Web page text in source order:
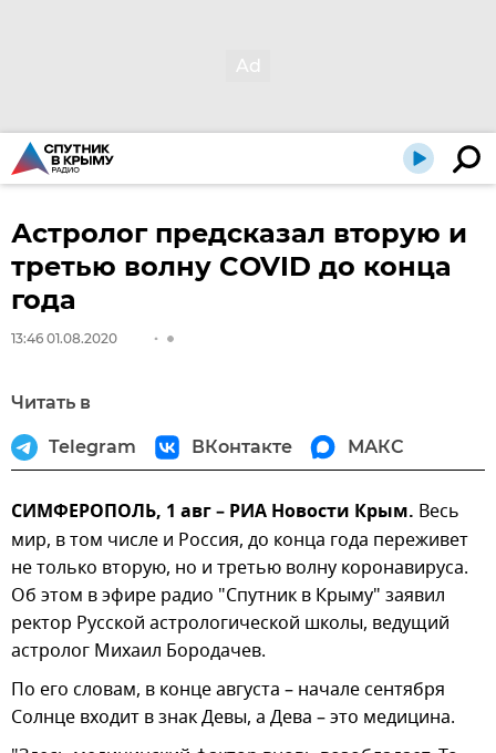
Астролог предсказал вторую и
третью волну COVID до конца
года
13:46 01.08.2020
Читать в
Telegram ВКонтакте МАКС
СИМФЕРОПОЛЬ, 1 авг – РИА Новости Крым. Весь
мир, в том числе и Россия, до конца года переживет
не только вторую, но и третью волну коронавируса.
Об этом в эфире радио "Спутник в Крыму" заявил
ректор Русской астрологической школы, ведущий
астролог Михаил Бородачев.
По его словам, в конце августа – начале сентября
Солнце входит в знак Девы, а Дева – это медицина.